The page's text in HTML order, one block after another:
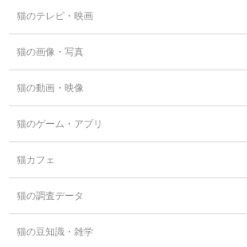
猫のテレビ・映画
猫の画像・写真
猫の動画・映像
猫のゲーム・アプリ
猫カフェ
猫の調査データ
猫の豆知識・雑学